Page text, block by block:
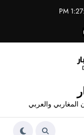
المغاربي والعربي